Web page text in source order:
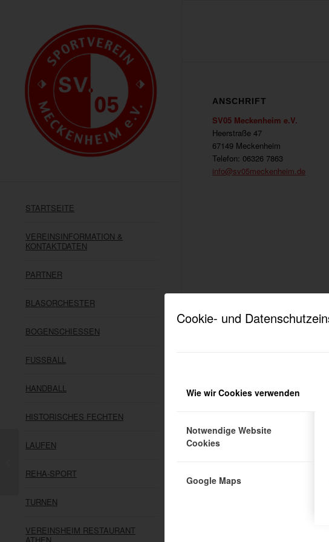
Cookie- und
Wie wir Cookies verwenden
Notwendige Website
Cookies
Google Maps
STARTSEITE
VEREINSINFORMATION &
KONTAKTDATEN
PARTNER
BLASORCHESTER
BOGENSCHIESSEN
FUSSBALL
HANDBALL
HISTORISCHES FECHTEN
LAUFEN
REHA-SPORT
TURNEN
VEREINSHEIM RESTAURANT
ANSCHRIFT
SV05 Meckenheim e.V.
Heerstraße 47
67149 Meckenheim
Telefon: 06326 7863
info@sv05meckenheim.de